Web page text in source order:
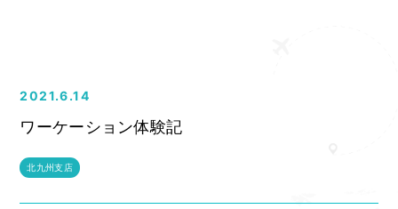
2021.6.14
ワーケーション体験記
北九州支店